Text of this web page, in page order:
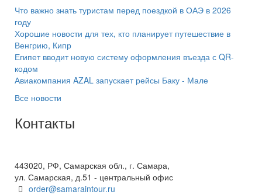
Что важно знать туристам перед поездкой в ОАЭ в 2026
году
Хорошие новости для тех, кто планирует путешествие в
Венгрию, Кипр
Египет вводит новую систему оформления въезда с QR-
кодом
Авиакомпания AZAL запускает рейсы Баку - Мале
Все новости
Контакты
443020, РФ, Самарская обл., г. Самара,
ул. Самарская, д.51 - центральный офис
order@samaraintour.ru